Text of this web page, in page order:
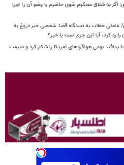
اگر به شلاق محکوم شوی حاضرم با وضو آن را اجرا
عاملی خطاب به دستگاه قضا: شخصی خبر دروغ به
رد کرد، آیا این جرم است یا خیر؟
بومی هواگردهای آمریکا را شکار کرد و غنیمت